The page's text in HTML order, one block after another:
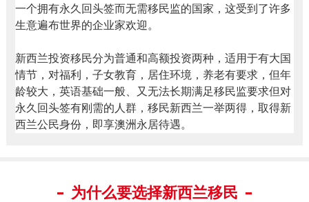
一个拥有永久回头签而无需移民监的国家，这受到了许多
生意遍布世界的企业家欢迎。
新西兰投资移民分为普通和高额投资两种，适用于有大国
情节，对福利，子女教育，居住环境，养老有要求，但年
龄较大，英语基础一般、又无法长期满足移民监要求但对
永久回头签有刚需的人群，移民新西兰一举两得，取得新
西兰公民身份，即享澳洲永居待遇。
为什么要选择新西兰移民